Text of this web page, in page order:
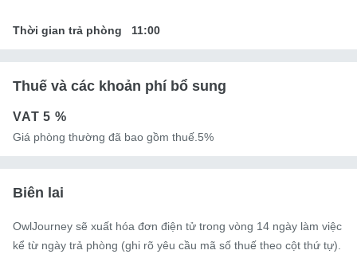
Thời gian trả phòng 11:00
Thuế và các khoản phí bổ sung
VAT5 %
Giá phòng thường đã bao gồm thuế.5%
Biên lai
OwlJourney sẽ xuất hóa đơn điện tử trong vòng 14 ngày làm việc
kể từ ngày trả phòng (ghi rõ yêu cầu mã số thuế theo cột thứ tự).